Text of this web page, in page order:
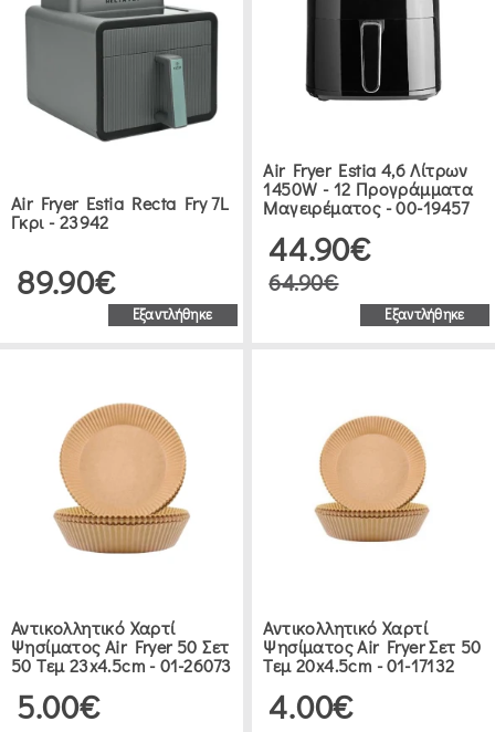
Air Fryer Estia Recta Fry 7L
Γκρι - 23942
89.90€
Εξαντλήθηκε
Air Fryer Estia 4,6 Λίτρων
1450W - 12 Προγράμματα
Μαγειρέματος - 00-19457
44.90€
64.90€
Εξαντλήθηκε
Αντικολλητικό Χαρτί
Ψησίματος Air Fryer 50 Σετ
50 Τεμ 23x4.5cm - 01-26073
5.00€
Αντικολλητικό Χαρτί
Ψησίματος Air Fryer Σετ 50
Τεμ 20x4.5cm - 01-17132
4.00€